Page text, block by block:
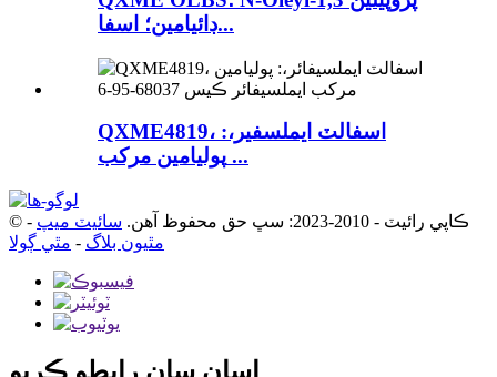
ڊائيامين؛ اسفا...
QXME4819، اسفالٽ ايملسفير،:
پوليامين مرکب ...
© ڪاپي رائيٽ - 2010-2023: سڀ حق محفوظ آهن. سائيٽ ميپ -
مٿيون بلاگ - مٿي ڳولا